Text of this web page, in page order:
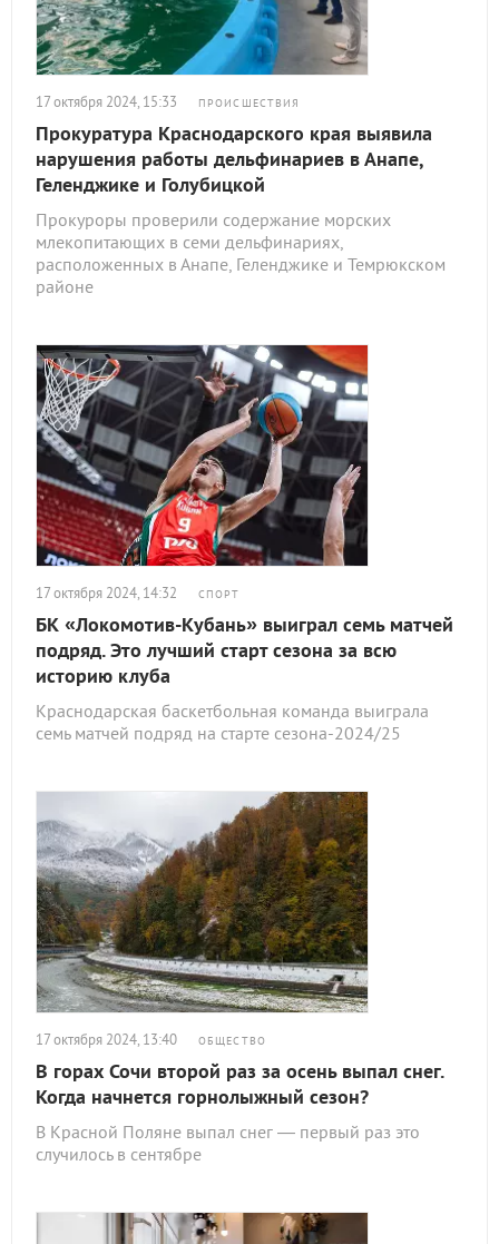
17 октября 2024, 15:33 ПРОИСШЕСТВИЯ
Прокуратура Краснодарского края выявила
нарушения работы дельфинариев в Анапе,
Геленджике и Голубицкой
Прокуроры проверили содержание морских
млекопитающих в семи дельфинариях,
расположенных в Анапе, Геленджике и Темрюкском
районе
17 октября 2024, 14:32 СПОРТ
БК «Локомотив-Кубань» выиграл семь матчей
подряд. Это лучший старт сезона за всю
историю клуба
Краснодарская баскетбольная команда выиграла
семь матчей подряд на старте сезона-2024/25
17 октября 2024, 13:40 ОБЩЕСТВО
В горах Сочи второй раз за осень выпал снег.
Когда начнется горнолыжный сезон?
В Красной Поляне выпал снег — первый раз это
случилось в сентябре